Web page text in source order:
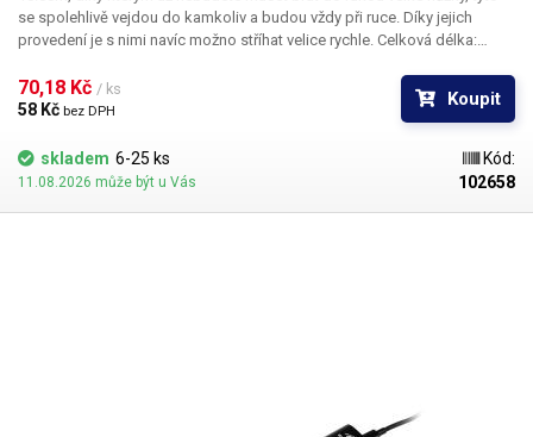
se spolehlivě vejdou do kamkoliv a budou vždy při ruce. Díky jejich
provedení je s nimi navíc možno stříhat velice rychle. Celková délka:
skladové dostupnosti (možno uvést preferenci do poznámky)
70,18 Kč / ks
58 Kč bez DPH
Koupit
skladem 6-25 ks
11.08.2026 může být u Vás
Kód:
102658